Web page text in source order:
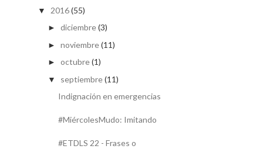
▼ 2016(55)
► diciembre(3)
► noviembre(11)
► octubre(1)
▼ septiembre(11)
Indignación en emergencias
#MiércolesMudo: Imitando
#ETDLS 22 - Frases o